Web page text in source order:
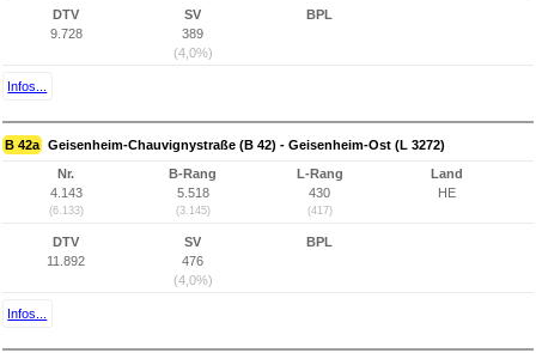
DTV
9.728
SV
389
(4,0%)
BPL
Infos...
B 42a Geisenheim-Chauvignystraße (B 42) - Geisenheim-Ost (L 3272)
Nr.
4.143
(6.133)
B-Rang
5.518
(3.145)
L-Rang
430
(417)
Land
HE
DTV
11.892
SV
476
(4,0%)
BPL
Infos...